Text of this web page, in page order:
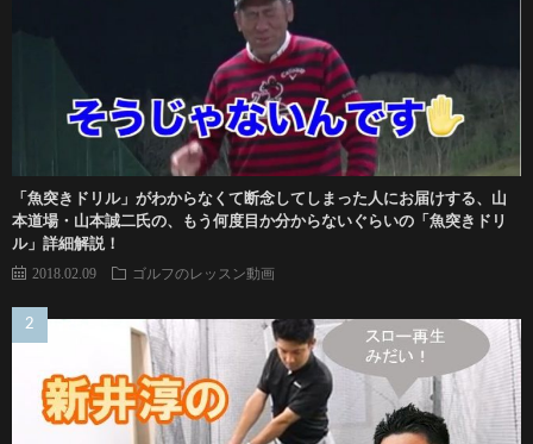
「魚突きドリル」がわからなくて断念してしまった人にお届けする、山
本道場・山本誠二氏の、もう何度目か分からないぐらいの「魚突きドリ
ル」詳細解説！
2018.02.09 ゴルフのレッスン動画